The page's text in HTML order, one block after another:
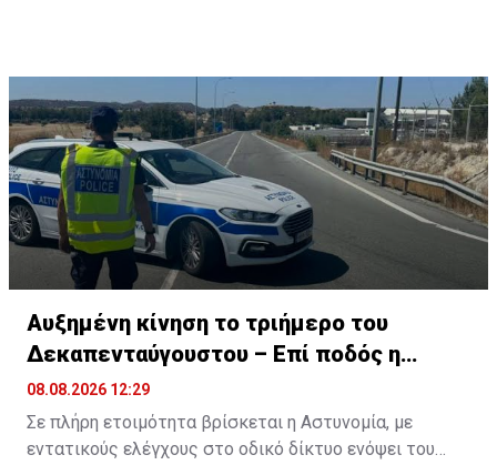
Αυξημένη κίνηση το τριήμερο του
Δεκαπενταύγουστου – Επί ποδός η
Αστυνομία
08.08.2026 12:29
Σε πλήρη ετοιμότητα βρίσκεται η Αστυνομία, με
εντατικούς ελέγχους στο οδικό δίκτυο ενόψει του